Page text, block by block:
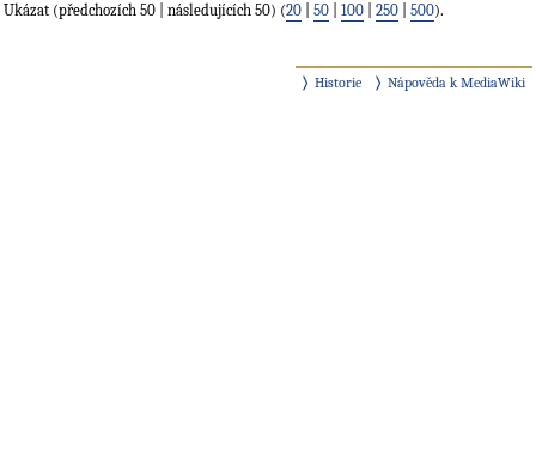
Ukázat (předchozích 50 | následujících 50) (20 50 100 250 500).
Historie Nápověda k MediaWiki